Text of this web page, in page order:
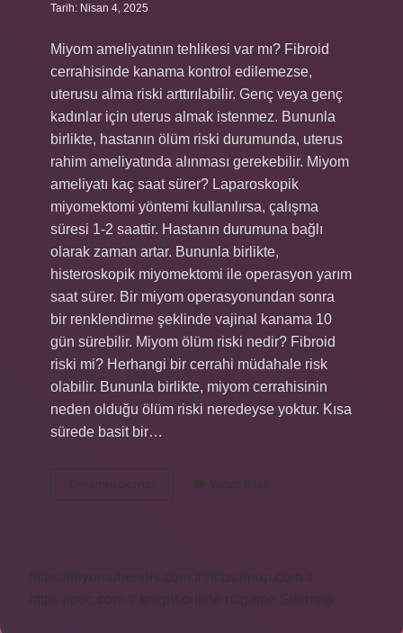
Tarih: Nisan 4, 2025
Miyom ameliyatının tehlikesi var mı? Fibroid
cerrahisinde kanama kontrol edilemezse,
uterusu alma riski arttırılabilir. Genç veya genç
kadınlar için uterus almak istenmez. Bununla
birlikte, hastanın ölüm riski durumunda, uterus
rahim ameliyatında alınması gerekebilir. Miyom
ameliyatı kaç saat sürer? Laparoskopik
miyomektomi yöntemi kullanılırsa, çalışma
süresi 1-2 saattir. Hastanın durumuna bağlı
olarak zaman artar. Bununla birlikte,
histeroskopik miyomektomi ile operasyon yarım
saat sürer. Bir miyom operasyonundan sonra
bir renklendirme şeklinde vajinal kanama 10
gün sürebilir. Miyom ölüm riski nedir? Fibroid
riski mi? Herhangi bir cerrahi müdahale risk
olabilir. Bununla birlikte, miyom cerrahisinin
neden olduğu ölüm riski neredeyse yoktur. Kısa
sürede basit bir…
https://nup.com.tr
nttgame Sitemap